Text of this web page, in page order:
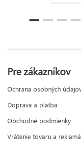
Pre zákazníkov
Ochrana osobných
Doprava a platba
Obchodné podmienky
Vrátenie tovaru a